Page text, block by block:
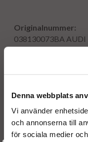
Denna webbplats
Vi använder
och annonserna till
för sociala medier
Originalnummer:
038130073BA AUDI
0414720216BOSCH
0414720209BOSCH
0414720204
BOSCH
0414720201
BOSCH
0986441560
BOSCH